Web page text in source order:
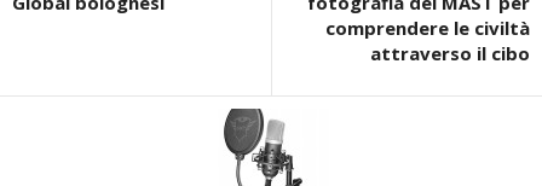
comprendere le civiltà
attraverso il cibo